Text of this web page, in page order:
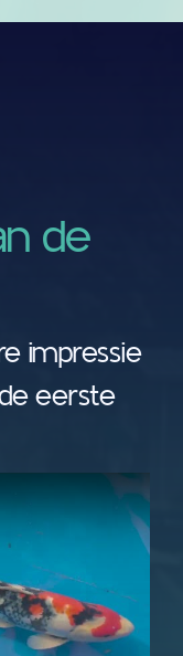
de
impressie
eerste